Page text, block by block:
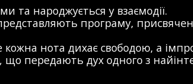
та народжується у взаємодії.
програму,
нота дихає свободою, а
передають дух одного з